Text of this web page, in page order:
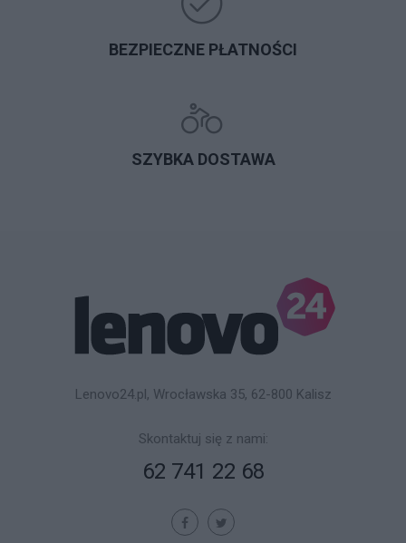
BEZPIECZNE PŁATNOŚCI
SZYBKA DOSTAWA
Lenovo24.pl, Wrocławska 35, 62-800 Kalisz
Skontaktuj się z nami:
62 741 22 68